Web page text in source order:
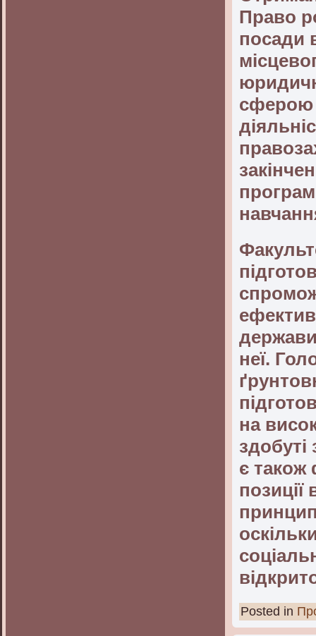
Право
посади
сферою
неї.
на
є також
позиції
Posted in